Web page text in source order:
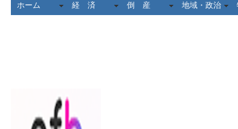
ホーム 経 済 倒 産 地域・政治